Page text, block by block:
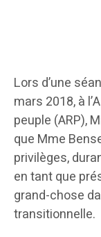
Lors d’une
mars 2018, à
peuple (ARP),
que Mme
privilèges,
en tant que
grand-chose
transitionnelle.